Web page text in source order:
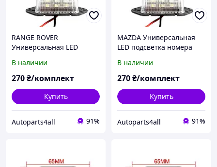
RANGE ROVER
Универсальная LED
комплект 2 шт.
светодиодная фонарь
В наличии
270₴/комплект
Купить
Autoparts4all 91%
MAZDA Универсальная
LED подсветка номера
светодиодная фонарь
номерного знаку диодная
В наличии
270₴/комплект
Купить
Autoparts4all 91%